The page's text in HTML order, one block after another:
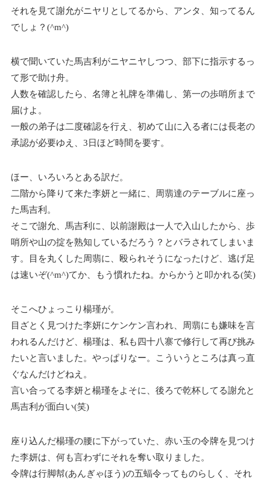
それを見て謝允がニヤリとしてるから、アンタ、知ってるん
でしょ？(^m^)
横で聞いていた馬吉利がニヤニヤしつつ、部下に指示するっ
て形で助け舟。
人数を確認したら、名簿と礼牌を準備し、第一の歩哨所まで
届けよ。
一般の弟子は二度確認を行え、初めて山に入る者には長老の
承認が必要ゆえ、3日ほど時間を要す。
ほー、いろいろとある訳だ。
二階から降りて来た李妍と一緒に、周翡達のテーブルに座っ
た馬吉利。
そこで謝允、馬吉利に、以前謝殿は一人で入山したから、歩
哨所や山の掟を熟知しているだろう？とバラされてしまいま
す。目を丸くした周翡に、殴られそうになったけど、逃げ足
は速いぞ(^m^)てか、もう慣れたね。からかうと叩かれる(笑)
そこへひょっこり楊瑾が。
目ざとく見つけた李妍にケンケン言われ、周翡にも嫌味を言
われるんだけど、楊瑾は、私も四十八寨で修行して再び挑み
たいと言いました。やっぱりなー。こういうところは真っ直
ぐなんだけどねえ。
言い合ってる李妍と楊瑾をよそに、後ろで乾杯してる謝允と
馬吉利が面白い(笑)
座り込んだ楊瑾の腰に下がっていた、赤い玉の令牌を見つけ
た李妍は、何も言わずにそれを奪い取りました。
令牌は行脚幇(あんぎゃほう)の五蝠令ってものらしく、それ